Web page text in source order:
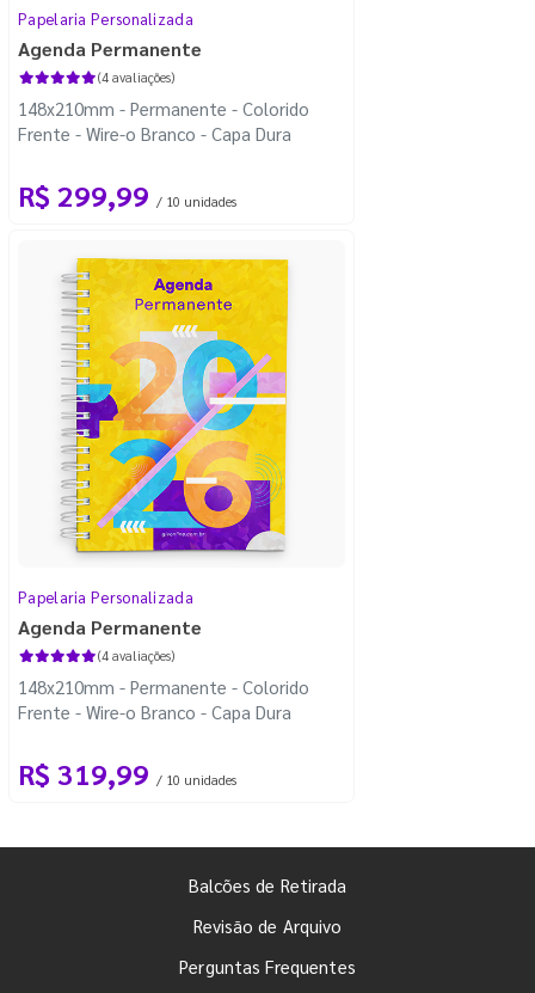
Papelaria Personalizada
Agenda Permanente
(4 avaliações)
148x210mm - Permanente - Colorido
Frente - Wire-o Branco - Capa Dura
R$ 299,99 / 10 unidades
Papelaria Personalizada
Agenda Permanente
(4 avaliações)
148x210mm - Permanente - Colorido
Frente - Wire-o Branco - Capa Dura
R$ 319,99 / 10 unidades
Balcões de Retirada
Revisão de Arquivo
Perguntas Frequentes